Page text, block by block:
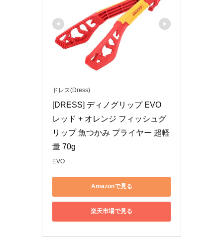
ドレス(Dress)
[DRESS] ディノグリップ EVO
レッド + オレンジ フィッシュグ
リップ 魚つかみ プライヤー 超軽
量 70g
EVO
Amazonで見る
楽天市場で見る